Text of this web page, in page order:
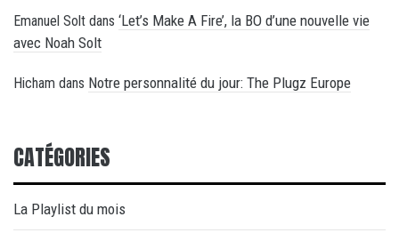
Emanuel Solt dans ‘Let’s Make A Fire’, la BO d’une nouvelle vie
avec Noah Solt
Hicham dans Notre personnalité du jour: The Plugz Europe
CATÉGORIES
La Playlist du mois